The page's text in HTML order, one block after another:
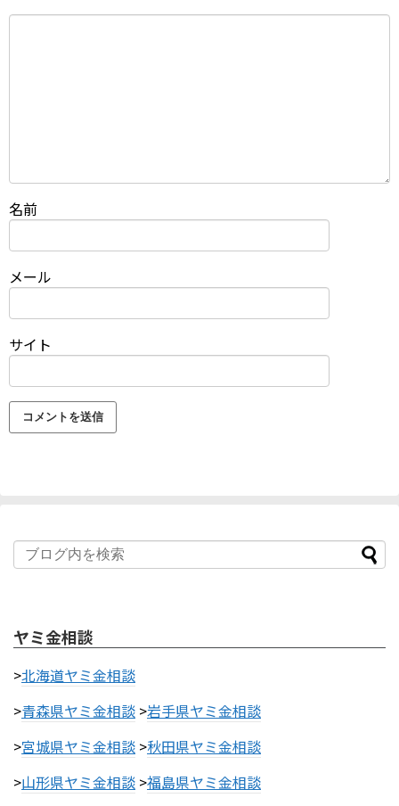
名前
メール
サイト
ヤミ金相談
>北海道ヤミ金相談
>青森県ヤミ金相談 >岩手県ヤミ金相談
>宮城県ヤミ金相談 >秋田県ヤミ金相談
>山形県ヤミ金相談 >福島県ヤミ金相談